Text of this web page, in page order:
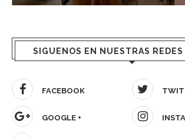
SIGUENOS EN NUESTRAS REDES
FACEBOOK
GOOGLE +